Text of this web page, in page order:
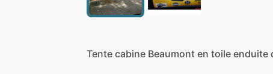
Tente cabine Beaumont en toile enduite